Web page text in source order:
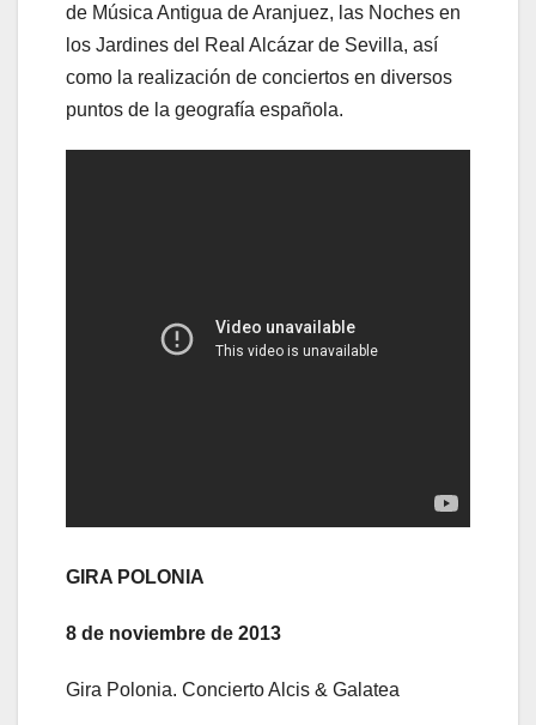
de Música Antigua de Aranjuez, las Noches en
los Jardines del Real Alcázar de Sevilla, así
como la realización de conciertos en diversos
puntos de la geografía española.
GIRA POLONIA
8 de noviembre de 2013
Gira Polonia. Concierto Alcis & Galatea